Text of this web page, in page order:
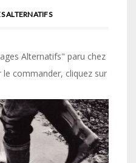
ALTERNATIFS
Alternatifs" paru chez
le commander, cliquez sur